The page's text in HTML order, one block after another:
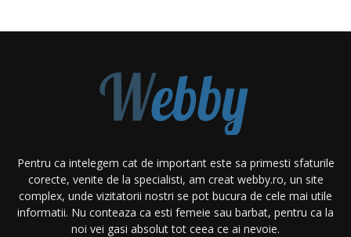
Pentru ca intelegem cat de important este sa primesti sfaturile
corecte, venite de la specialisti, am creat webby.ro, un site
complex, unde vizitatorii nostri se pot bucura de cele mai utile
informatii. Nu conteaza ca esti femeie sau barbat, pentru ca la
noi vei gasi absolut tot ceea ce ai nevoie.